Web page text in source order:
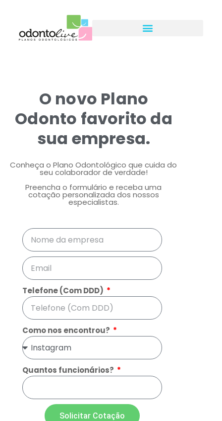
O novo Plano
Odonto favorito da
sua empresa.
Conheça o Plano Odontológico que cuida do
seu colaborador de verdade!
Preencha o formulário e receba uma
cotação personalizada dos nossos
especialistas.
Telefone (Com DDD)
Como nos encontrou?
Quantos funcionários?
Solicitar Cotação